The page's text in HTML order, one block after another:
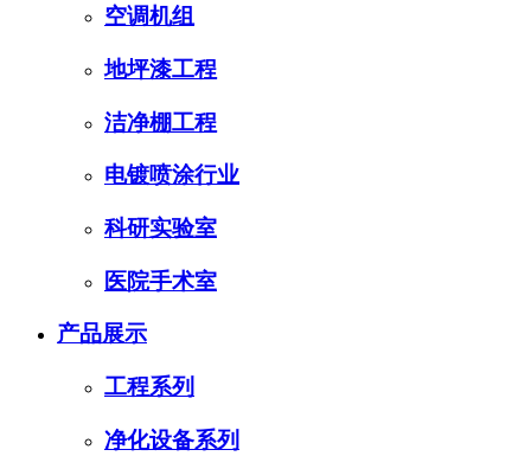
空调机组
地坪漆工程
洁净棚工程
电镀喷涂行业
科研实验室
医院手术室
产品展示
工程系列
净化设备系列